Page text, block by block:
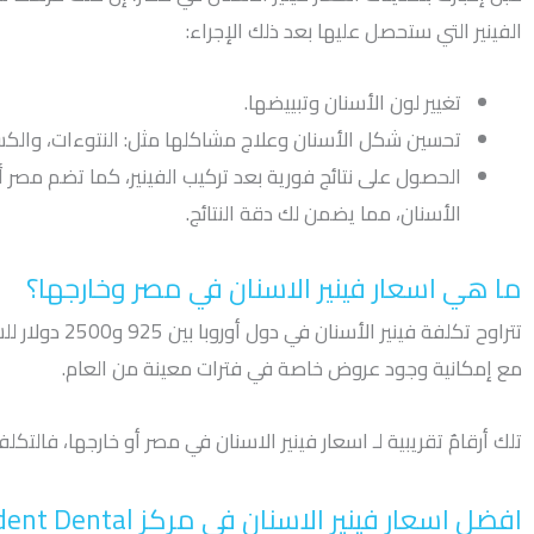
الفينير التي ستحصل عليها بعد ذلك الإجراء:
تغيير لون الأسنان وتبييضها.
تحسين شكل الأسنان وعلاج مشاكلها مثل: النتوءات،
الحصول على نتائج فورية بعد تركيب الفينير، كما تضم
الأسنان، مما يضمن لك دقة النتائج.
ما هي اسعار فينير الاسنان في مصر وخارجها؟
تتراوح تكلفة
مع إمكانية وجود عروض خاصة في فترات معينة من العام.
تلك أرقامٌ تقريبية لـ اسعار فينير الاسنان في مصر أو خارجها،
افضل اسعار فينير الاسنان في مركز Rident Dental